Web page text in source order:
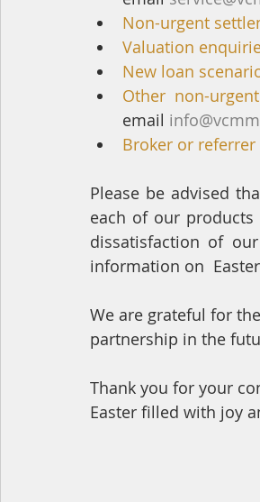
Non-urgent
Valuation
New loan
Other non-
email
Broker or
Please be advised
each of our
dissatisfaction of
information on
We are grateful for
partnership in the
Thank you for your
Easter filled with joy